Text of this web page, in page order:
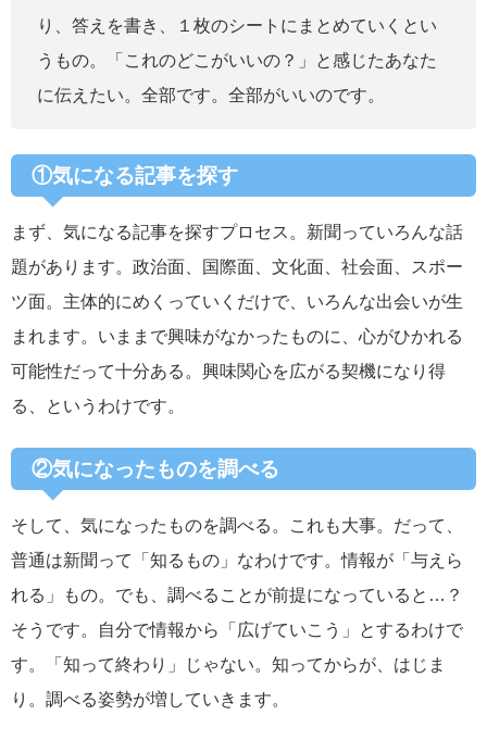
り、答えを書き、１枚のシートにまとめていくとい
うもの。「これのどこがいいの？」と感じたあなた
に伝えたい。全部です。全部がいいのです。
①気になる記事を探す
まず、気になる記事を探すプロセス。新聞っていろんな話
題があります。政治面、国際面、文化面、社会面、スポー
ツ面。主体的にめくっていくだけで、いろんな出会いが生
まれます。いままで興味がなかったものに、心がひかれる
可能性だって十分ある。興味関心を広がる契機になり得
る、というわけです。
②気になったものを調べる
そして、気になったものを調べる。これも大事。だって、
普通は新聞って「知るもの」なわけです。情報が「与えら
れる」もの。でも、調べることが前提になっていると…？
そうです。自分で情報から「広げていこう」とするわけで
す。「知って終わり」じゃない。知ってからが、はじま
り。調べる姿勢が増していきます。